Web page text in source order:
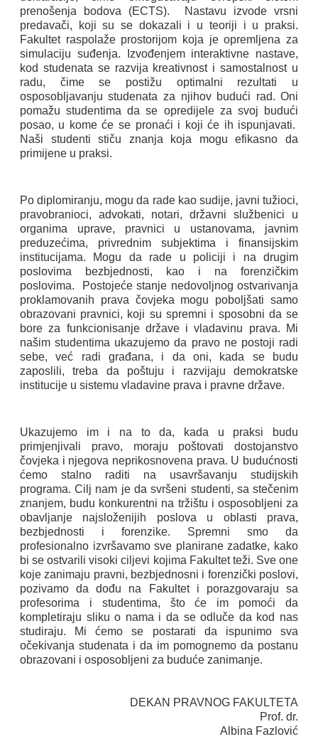
prenošenja bodova (ECTS).
Nastavu izvode vrsni
predavači, koji su se dokazali i u teoriji i u praksi.
Fakultet raspolaže prostorijom koja je opremljena za
simulaciju suđenja. Izvođenjem interaktivne nastave,
kod studenata se razvija kreativnost i samostalnost u
radu, čime se postižu optimalni rezultati u
osposobljavanju studenata za njihov budući rad. Oni
pomažu studentima da se opredijele za svoj budući
posao, u kome će se pronaći i koji će ih ispunjavati.
Naši studenti stiču znanja koja mogu efikasno da
primijene u praksi.
Po diplomiranju, mogu da rade kao sudije, javni tužioci,
pravobranioci, advokati, notari, državni službenici u
organima uprave, pravnici u ustanovama, javnim
preduzećima, privrednim subjektima i finansijskim
institucijama. Mogu da rade u policiji i na drugim
poslovima bezbjednosti, kao i na forenzičkim
poslovima.
Postojeće stanje nedovoljnog ostvarivanja
proklamovanih prava čovjeka mogu poboljšati samo
obrazovani pravnici, koji su spremni i sposobni da se
bore za funkcionisanje države i vladavinu prava. Mi
našim studentima ukazujemo da pravo ne postoji radi
sebe, već radi građana, i da oni, kada se budu
zaposlili, treba da poštuju i razvijaju demokratske
institucije u sistemu vladavine prava i pravne države.
Ukazujemo im i na to da, kada u praksi budu
primjenjivali pravo, moraju poštovati dostojanstvo
čovjeka i njegova neprikosnovena prava. U budućnosti
ćemo stalno raditi na usavršavanju studijskih
programa. Cilj nam je da svršeni studenti, sa stečenim
znanjem, budu konkurentni na tržištu i osposobljeni za
obavljanje najsloženijih poslova u oblasti prava,
bezbjednosti i forenzike. Spremni smo da
profesionalno izvršavamo sve planirane zadatke, kako
bi se ostvarili visoki ciljevi kojima Fakultet teži. Sve one
koje zanimaju pravni, bezbjednosni i forenzički poslovi,
pozivamo da dođu na Fakultet i porazgovaraju sa
profesorima i studentima, što će im pomoći da
kompletiraju sliku o nama i da se odluče da kod nas
studiraju. Mi ćemo se postarati da ispunimo sva
očekivanja studenata i da im pomognemo da postanu
obrazovani i osposobljeni za buduće zanimanje.
DEKAN PRAVNOG FAKULTETA
Prof. dr.
Albina Fazlović